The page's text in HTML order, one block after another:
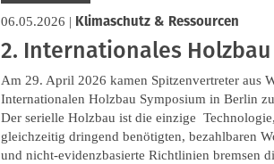
06.05.2026 | Klimaschutz & Ressourcen
2. Internationales
Am 29. April 2026 kamen Spitzenvertreter aus
Internationalen Holzbau Symposium in Berlin
Der serielle Holzbau ist die einzige
gleichzeitig dringend benötigten, bezahlbaren
und nicht-evidenzbasierte Richtlinien bremsen